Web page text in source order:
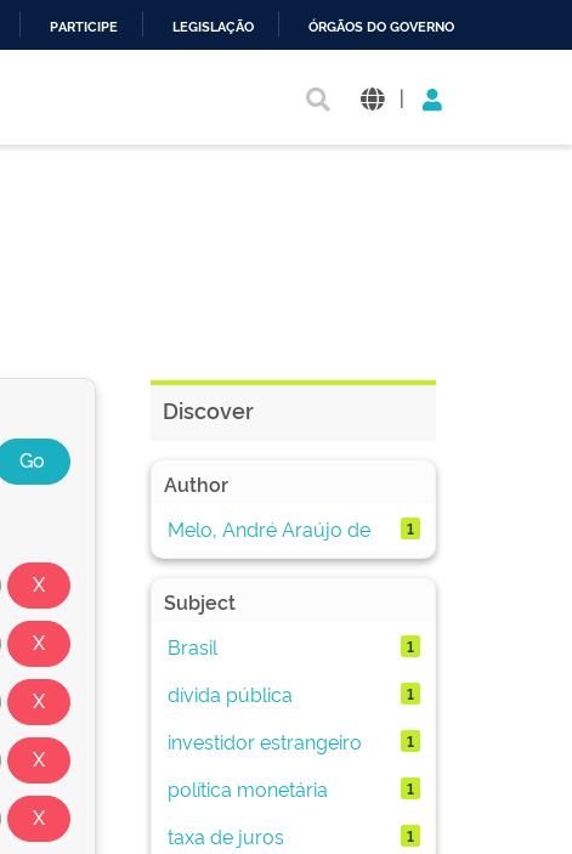
PARTICIPE LEGISLAÇÃO ÓRGÃOS DO GOVERNO
|
Discover
Author
Melo, André Araújo de
1
Subject
Brasil
1
dívida pública 1
investidor estrangeiro 1
política monetária 1
taxa de juros 1